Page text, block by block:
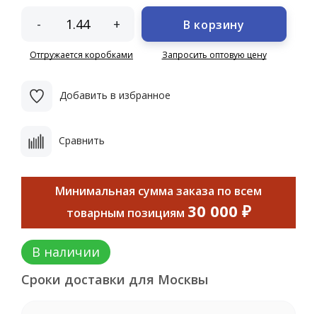
- +
Отгружается коробками
В корзину
Запросить оптовую цену
Добавить в избранное
Сравнить
Минимальная сумма заказа по всем
товарным позициям 30 000 ₽
В наличии
Сроки доставки для Москвы